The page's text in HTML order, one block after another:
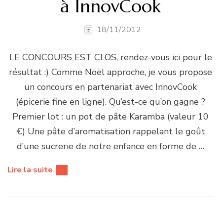
à InnovCook
18/11/2012
LE CONCOURS EST CLOS, rendez-vous ici pour le
résultat :) Comme Noël approche, je vous propose
un concours en partenariat avec InnovCook
(épicerie fine en ligne). Qu’est-ce qu’on gagne ?
Premier lot : un pot de pâte Karamba (valeur 10
€) Une pâte d’aromatisation rappelant le goût
d’une sucrerie de notre enfance en forme de …
Lire la suite